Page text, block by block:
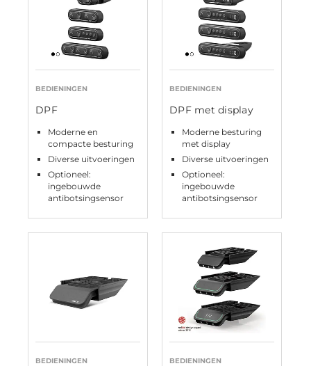
BEDIENINGEN
DPF
Moderne en
compacte besturing
Diverse uitvoeringen
Optioneel:
ingebouwde
antibotsingsensor
BEDIENINGEN
DPF met display
Moderne besturing
met display
Diverse uitvoeringen
Optioneel:
ingebouwde
antibotsingsensor
BEDIENINGEN BEDIENINGEN